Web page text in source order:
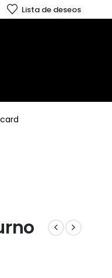
Lista de deseos